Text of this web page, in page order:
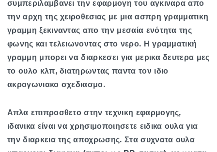
συμπεριλαμβανει την εφαρμογη του αγκιναρα απο
την αρχη της χειροθεσιας με μια ασπρη γραμματικη
γραμμη ξεκιναντας απο την μεσαία ενότητα της
φωνης και τελειωνοντας στο νερο. Η γραμματική
γραμμη μπορει να διαρκεσει για μερικα δευτερα μες
το ουλο κλπ, διατηρωντας παντα τον ιδιο
ακρογωνιακο σχεδιασμο.
Απλα επιπροσθετο στην τεχνικη εφαρμογης,
ιδανικα είναι να χρησιμοποιησετε ειδικα ουλα για
την διαρκεια της αποχρωσης. Στα συχνατα ουλα